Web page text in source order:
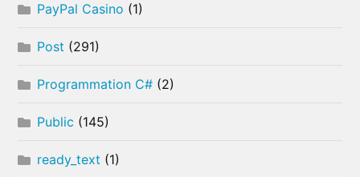
PayPal Casino (1)
Post (291)
Programmation C# (2)
Public (145)
ready_text (1)